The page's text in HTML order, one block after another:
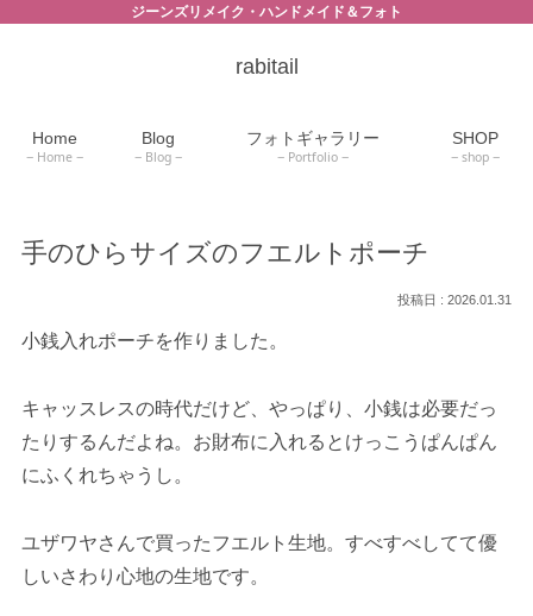
ジーンズリメイク・ハンドメイド＆フォト
rabitail
Home
Home
Blog
Blog
フォトギャラリー
Portfolio
SHOP
shop
手のひらサイズのフエルトポーチ
2026.01.31
小銭入れポーチを作りました。
キャッスレスの時代だけど、やっぱり、小銭は必要だっ
たりするんだよね。お財布に入れるとけっこうぱんぱん
にふくれちゃうし。
ユザワヤさんで買ったフエルト生地。すべすべしてて優
しいさわり心地の生地です。